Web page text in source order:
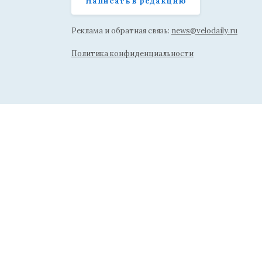
Реклама и обратная связь: news@velodaily.ru
Политика конфиденциальности